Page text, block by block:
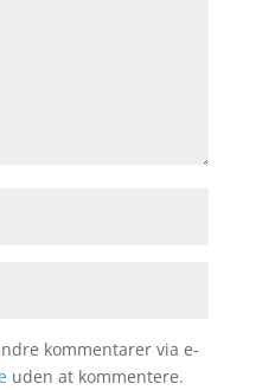
kommentarer via e-
uden at kommentere.